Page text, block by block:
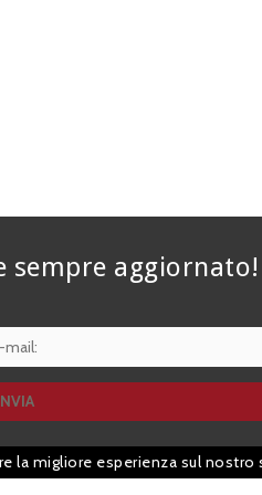
sempre aggiornato!
la migliore esperienza sul nostro